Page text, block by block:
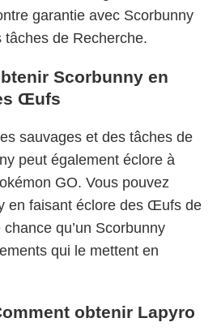
garantie avec Scorbunny
de Recherche.
Scorbunny en
Œufs
sauvages et des tâches de
peut également éclore à
GO. Vous pouvez
en faisant éclore des Œufs de
qu’un Scorbunny
qui le mettent en
obtenir Lapyro